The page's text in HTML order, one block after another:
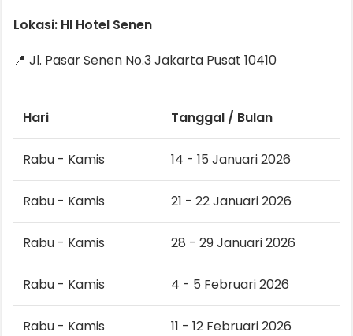
Lokasi: HI Hotel Senen
📍 Jl. Pasar Senen No.3 Jakarta Pusat 10410
Hari Tanggal / Bulan
Rabu - Kamis 14 - 15 Januari 2026
Rabu - Kamis 21 - 22 Januari 2026
Rabu - Kamis 28 - 29 Januari 2026
Rabu - Kamis 4 - 5 Februari 2026
Rabu - Kamis 11 - 12 Februari 2026